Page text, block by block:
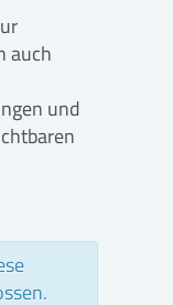
auch
und